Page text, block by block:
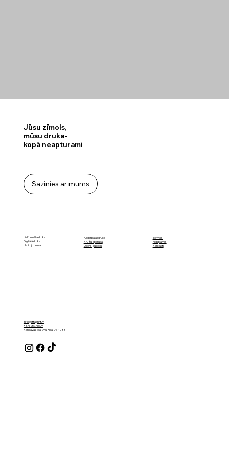
Jūsu zīmols,
mūsu druka-
kopā neapturami
Sazinies ar mums
info@attaprint.lv
+37125776699
Kandavas iela 29a, Rīga, LV-1083
Lielformāta druka
Digitālā druka
Uzlīmju druka
Apģērba apdruka
Krūžu apdruka
Ūdens pudeles
Termosi
Pildspalvas
Kontakti